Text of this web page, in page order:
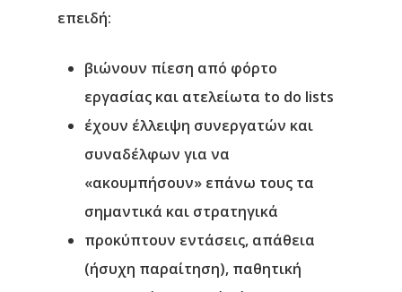
επειδή:
βιώνουν πίεση από φόρτο
εργασίας και ατελείωτα to do lists
έχουν έλλειψη συνεργατών και
συναδέλφων για να
«ακουμπήσουν» επάνω τους τα
σημαντικά και στρατηγικά
προκύπτουν εντάσεις, απάθεια
(ήσυχη παραίτηση), παθητική